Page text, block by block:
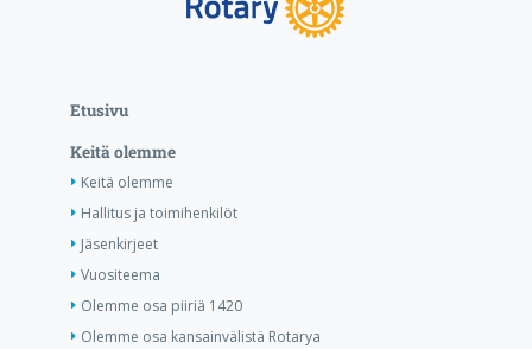
Etusivu
Keitä olemme
Keitä olemme
Hallitus ja toimihenkilöt
Jäsenkirjeet
Vuositeema
Olemme osa piiriä 1420
Olemme osa kansainvälistä Rotarya